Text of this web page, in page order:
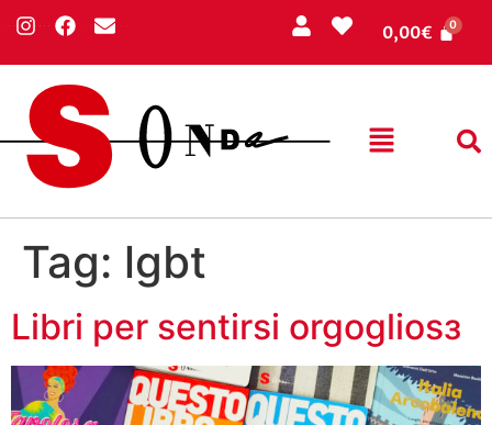
0,00€
Tag: lgbt
Libri per sentirsi orgogliosз